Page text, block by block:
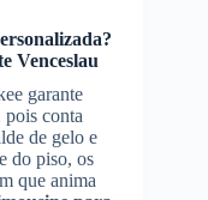
Venceslau
garante
pois conta
de gelo e
do piso, os
que anima